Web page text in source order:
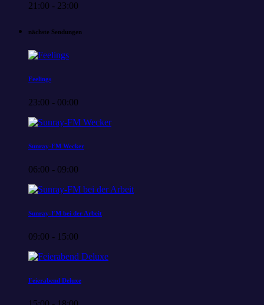
21:00 - 23:00
nächste Sendungen
Feelings
23:00 - 00:00
Sunray-FM Wecker
06:00 - 09:00
Sunray-FM bei der Arbeit
09:00 - 15:00
Feierabend Deluxe